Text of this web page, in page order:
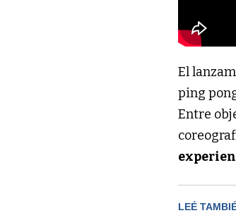
El
ping
Entre
LEÉ